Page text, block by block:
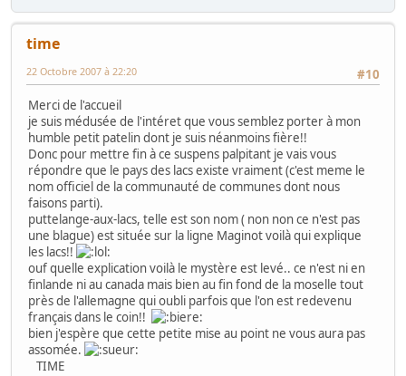
time
#10
22 Octobre 2007 à 22:20
Merci de l'accueil
je suis médusée de l'intéret que vous semblez porter à mon
humble petit patelin dont je suis néanmoins fière!!
Donc pour mettre fin à ce suspens palpitant je vais vous
répondre que le pays des lacs existe vraiment (c'est meme le
nom officiel de la communauté de communes dont nous
faisons parti).
puttelange-aux-lacs, telle est son nom ( non non ce n'est pas
une blague) est située sur la ligne Maginot voilà qui explique
les lacs!!
ouf quelle explication voilà le mystère est levé.. ce n'est ni en
finlande ni au canada mais bien au fin fond de la moselle tout
près de l'allemagne qui oubli parfois que l'on est redevenu
français dans le coin!!
bien j'espère que cette petite mise au point ne vous aura pas
assomée.
TIME